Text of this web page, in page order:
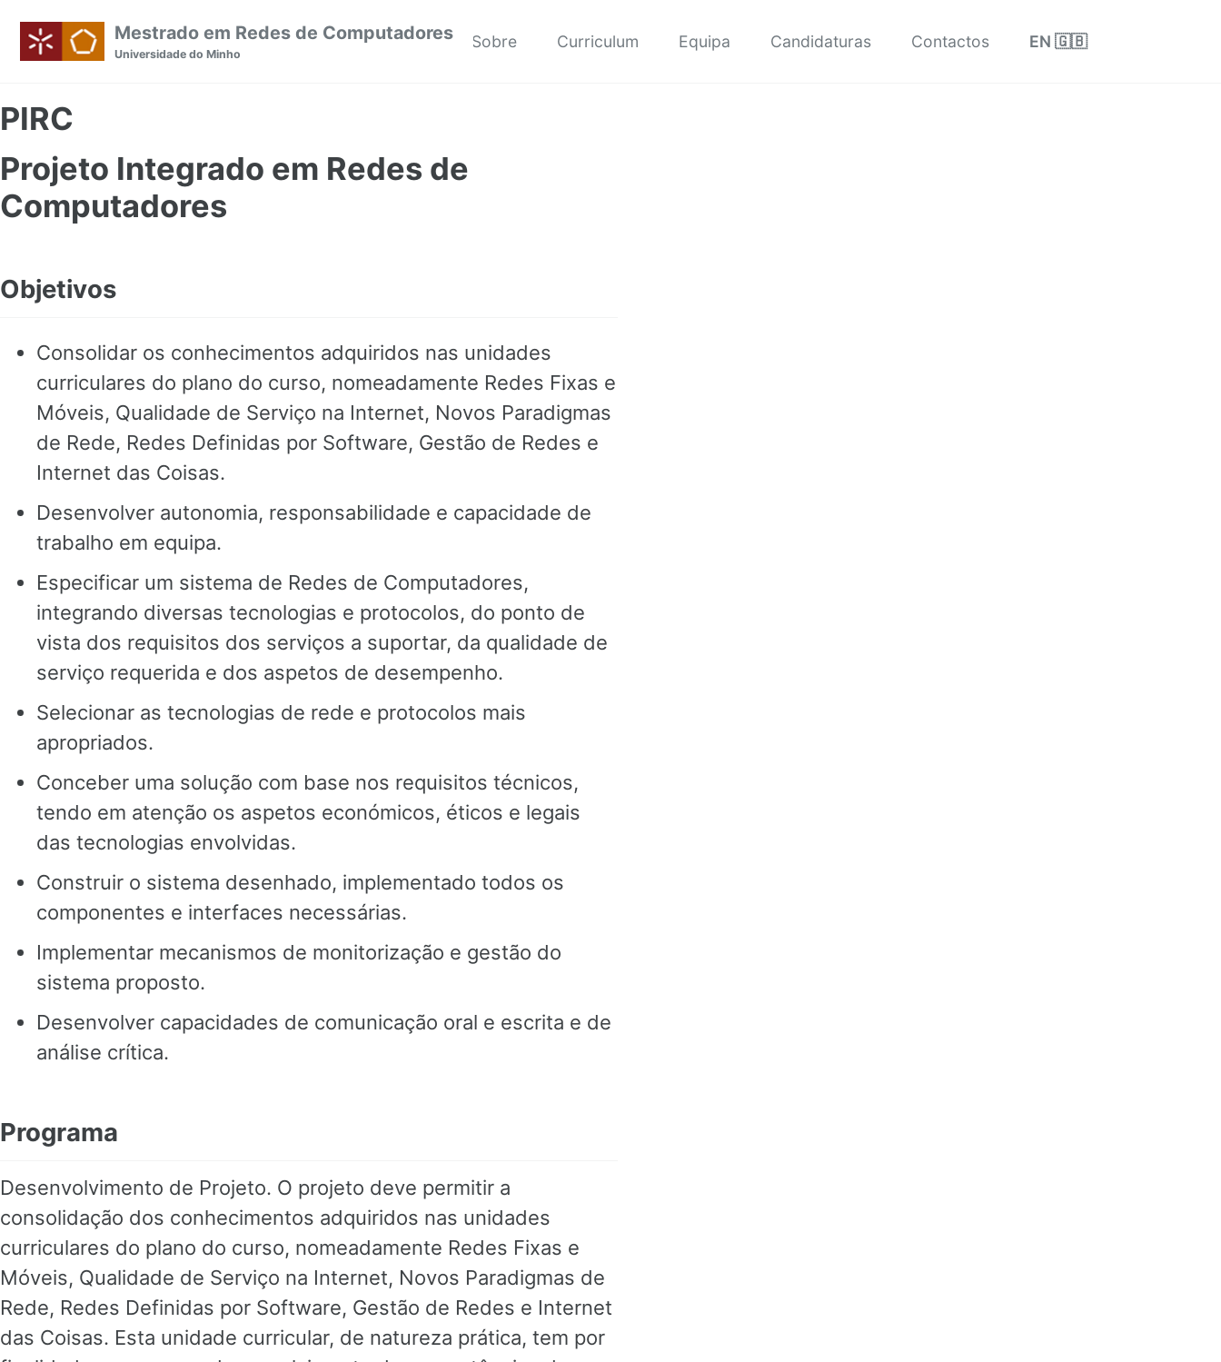
Mestrado em Redes de Computadores
Universidade do Minho
Sobre Curriculum Equipa Candidaturas Contactos EN 🇬🇧
PIRC
Projeto Integrado em Redes de
Computadores
Objetivos
Consolidar os conhecimentos adquiridos nas unidades
curriculares do plano do curso, nomeadamente Redes Fixas e
Móveis, Qualidade de Serviço na Internet, Novos Paradigmas
de Rede, Redes Definidas por Software, Gestão de Redes e
Internet das Coisas.
Desenvolver autonomia, responsabilidade e capacidade de
trabalho em equipa.
Especificar um sistema de Redes de Computadores,
integrando diversas tecnologias e protocolos, do ponto de
vista dos requisitos dos serviços a suportar, da qualidade de
serviço requerida e dos aspetos de desempenho.
Selecionar as tecnologias de rede e protocolos mais
apropriados.
Conceber uma solução com base nos requisitos técnicos,
tendo em atenção os aspetos económicos, éticos e legais
das tecnologias envolvidas.
Construir o sistema desenhado, implementado todos os
componentes e interfaces necessárias.
Implementar mecanismos de monitorização e gestão do
sistema proposto.
Desenvolver capacidades de comunicação oral e escrita e de
análise crítica.
Programa
Desenvolvimento de Projeto. O projeto deve permitir a
consolidação dos conhecimentos adquiridos nas unidades
curriculares do plano do curso, nomeadamente Redes Fixas e
Móveis, Qualidade de Serviço na Internet, Novos Paradigmas de
Rede, Redes Definidas por Software, Gestão de Redes e Internet
das Coisas. Esta unidade curricular, de natureza prática, tem por